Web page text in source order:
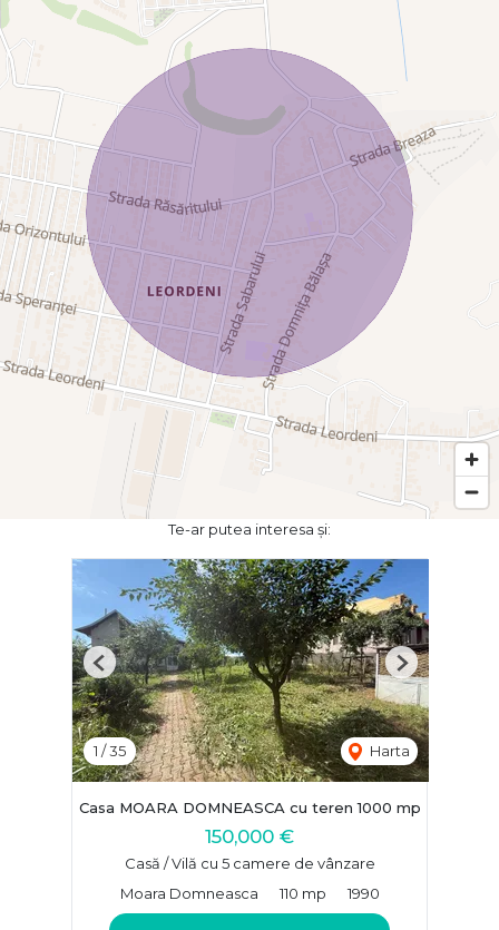
Te-ar putea interesa și:
1 /35 Harta
Previous Next
Casa MOARA DOMNEASCA cu teren 1000 mp
150,000 €
Casă / Vilă cu 5 camere de vânzare
Moara Domneasca
110 mp 1990